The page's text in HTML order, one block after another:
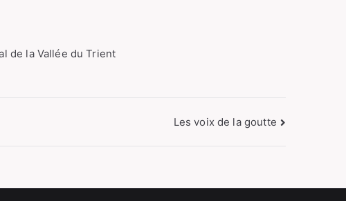
de la Vallée du Trient
Les voix de la goutte